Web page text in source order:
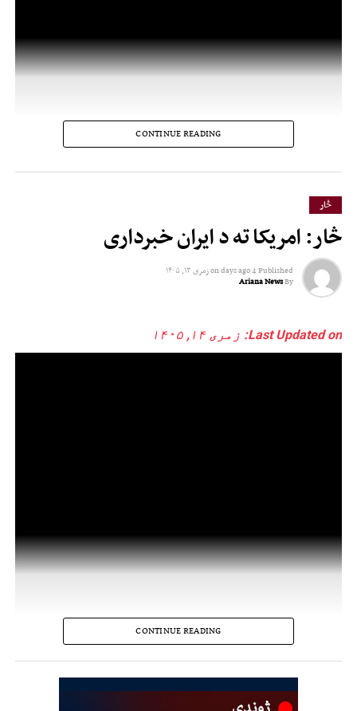
CONTINUE READING
څار
څار: امریکا ته د ایران خبرداری
Published
4 days ago
onزمری ۱۳, ۱۴۰۵
By
Ariana News
Last Updated on: زمری ۱۴, ۱۴۰۵
CONTINUE READING